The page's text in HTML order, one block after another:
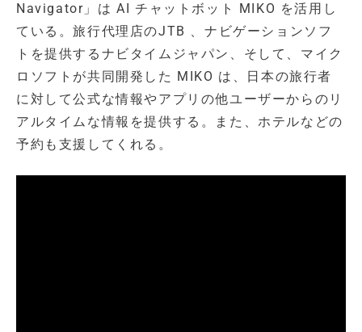
Navigator」は AI チャットボット MIKO を活用し
ている。旅行代理店のJTB 、ナビゲーションソフ
トを提供するナビタイムジャパン、そして、マイク
ロソフトが共同開発した MIKO は、日本の旅行者
に対して公式な情報やアプリの他ユーザーからのリ
アルタイムな情報を提供する。また、ホテルなどの
予約も支援してくれる。